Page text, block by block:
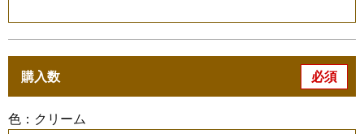
購入数 必須
色：クリーム